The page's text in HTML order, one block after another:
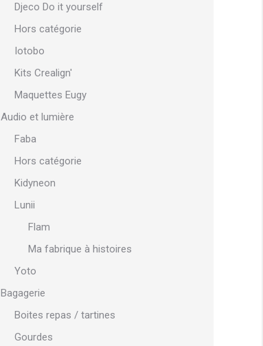
Djeco Do it yourself
Hors catégorie
Iotobo
Kits Crealign'
Maquettes Eugy
Audio et lumière
Faba
Hors catégorie
Kidyneon
Lunii
Flam
Ma fabrique à histoires
Yoto
Bagagerie
Boites repas / tartines
Gourdes